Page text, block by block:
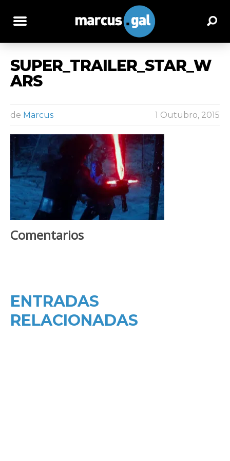
SUPER_TRAILER_STAR_W
ARS
de Marcus 1 Outubro, 2015
Comentarios
ENTRADAS
RELACIONADAS